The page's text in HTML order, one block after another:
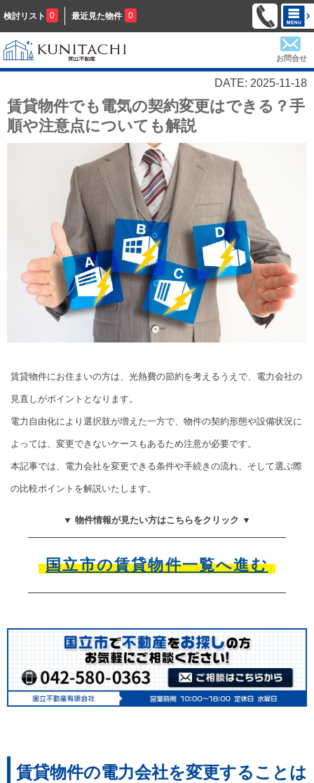
検討リスト 0 最近見た物件 0
お問合せ
DATE: 2025-11-18
賃貸物件でも電気の契約変更はできる？手
順や注意点についても解説
賃貸物件にお住まいの方は、光熱費の節約を考えるうえで、電力会社の
見直しがポイントとなります。
電力自由化により選択肢が増えた一方で、物件の契約形態や設備状況に
よっては、変更できないケースもあるため注意が必要です。
本記事では、電力会社を変更できる条件や手続きの流れ、そして選ぶ際
の比較ポイントを解説いたします。
▼ 物件情報が見たい方はこちらをクリック ▼
国立市の賃貸物件一覧へ進む
賃貸物件の電力会社を変更することは